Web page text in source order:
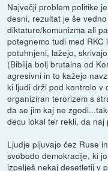
Največji problem politike
desni, rezultat je še
diktature/komunizma ali
potegnemo tudi med
potuhnjeni, lažejo,
(Biblija bolj brutalna od
agresivni in to kažejo
ki ljudi drži pod kontrolo v
organiziran terorizem s
da se jim kaj ne
decu lokal ter rekli, da
Ljudje pljuvajo čez Ruse
svobodo demokracije, ki
izpelješ nekaj desetletij v